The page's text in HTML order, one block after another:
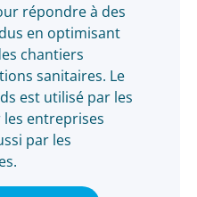
répondre à des
en optimisant
chantiers
sanitaires. Le
est utilisé par les
les entreprises
par les